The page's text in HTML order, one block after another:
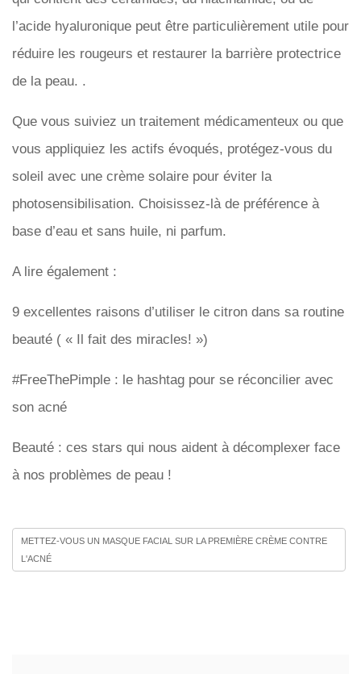
l’acide hyaluronique peut être particulièrement utile pour
réduire les rougeurs et restaurer la barrière protectrice
de la peau. .
Que vous suiviez un traitement médicamenteux ou que
vous appliquiez les actifs évoqués, protégez-vous du
soleil avec une crème solaire pour éviter la
photosensibilisation. Choisissez-là de préférence à
base d’eau et sans huile, ni parfum.
A lire également :
9 excellentes raisons d’utiliser le citron dans sa routine
beauté ( « Il fait des miracles! »)
#FreeThePimple : le hashtag pour se réconcilier avec
son acné
Beauté : ces stars qui nous aident à décomplexer face
à nos problèmes de peau !
METTEZ-VOUS UN MASQUE FACIAL SUR LA PREMIÈRE CRÈME CONTRE
L'ACNÉ